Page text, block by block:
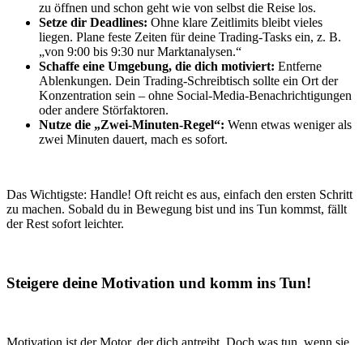
zu öffnen und schon geht wie von selbst die Reise los.
Setze dir Deadlines: Ohne klare Zeitlimits bleibt vieles
liegen. Plane feste Zeiten für deine Trading-Tasks ein, z. B.
„von 9:00 bis 9:30 nur Marktanalysen.“
Schaffe eine Umgebung, die dich motiviert: Entferne
Ablenkungen. Dein Trading-Schreibtisch sollte ein Ort der
Konzentration sein – ohne Social-Media-Benachrichtigungen
oder andere Störfaktoren.
Nutze die „Zwei-Minuten-Regel“: Wenn etwas weniger als
zwei Minuten dauert, mach es sofort.
Das Wichtigste: Handle! Oft reicht es aus, einfach den ersten Schritt
zu machen. Sobald du in Bewegung bist und ins Tun kommst, fällt
der Rest sofort leichter.
Steigere deine Motivation und komm ins Tun!
Motivation ist der Motor, der dich antreibt. Doch was tun, wenn sie